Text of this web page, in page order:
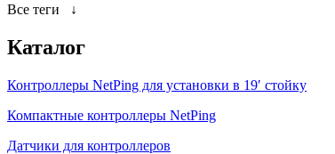
Все теги ↓
Каталог
Контроллеры NetPing для установки в 19′ стойку
Компактные контроллеры NetPing
Датчики для контроллеров